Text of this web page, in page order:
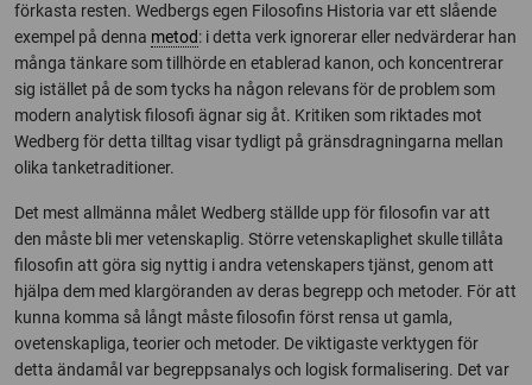
förkasta resten. Wedbergs egen Filosofins Historia var ett slående
exempel på denna metod: i detta verk ignorerar eller nedvärderar han
många tänkare som tillhörde en etablerad kanon, och koncentrerar
sig istället på de som tycks ha någon relevans för de problem som
modern analytisk filosofi ägnar sig åt. Kritiken som riktades mot
Wedberg för detta tilltag visar tydligt på gränsdragningarna mellan
olika tanketraditioner.
Det mest allmänna målet Wedberg ställde upp för filosofin var att
den måste bli mer vetenskaplig. Större vetenskaplighet skulle tillåta
filosofin att göra sig nyttig i andra vetenskapers tjänst, genom att
hjälpa dem med klargöranden av deras begrepp och metoder. För att
kunna komma så långt måste filosofin först rensa ut gamla,
ovetenskapliga, teorier och metoder. De viktigaste verktygen för
detta ändamål var begreppsanalys och logisk formalisering. Det var